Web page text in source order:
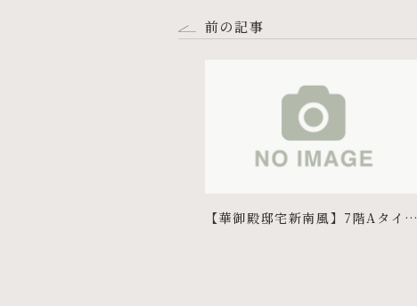
前の記事
【華御殿邸宅新南風】7階Aタイプ